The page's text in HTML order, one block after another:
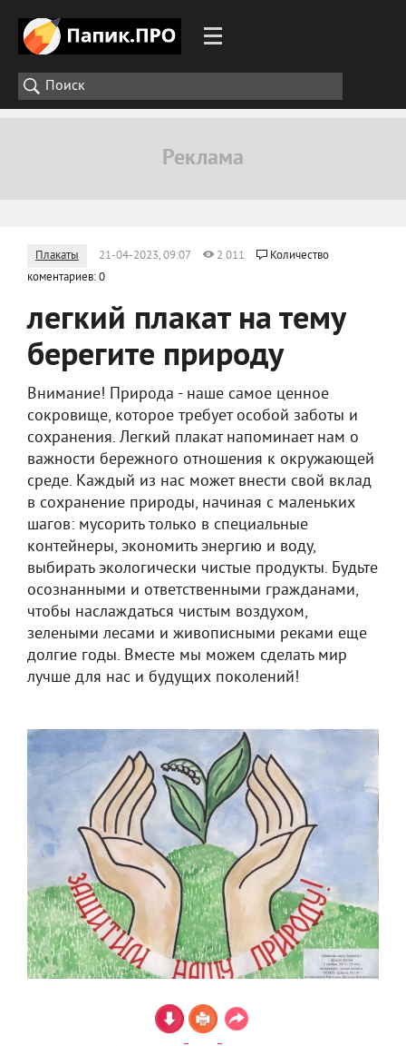
Плакаты 21-04-2023, 09:07 2 011
Количество
коментариев: 0
легкий плакат на тему
берегите природу
Внимание! Природа - наше самое ценное
сокровище, которое требует особой заботы и
сохранения. Легкий плакат напоминает нам о
важности бережного отношения к окружающей
среде. Каждый из нас может внести свой вклад
в сохранение природы, начиная с маленьких
шагов: мусорить только в специальные
контейнеры, экономить энергию и воду,
выбирать экологически чистые продукты. Будьте
осознанными и ответственными гражданами,
чтобы наслаждаться чистым воздухом,
зелеными лесами и живописными реками еще
долгие годы. Вместе мы можем сделать мир
лучше для нас и будущих поколений!